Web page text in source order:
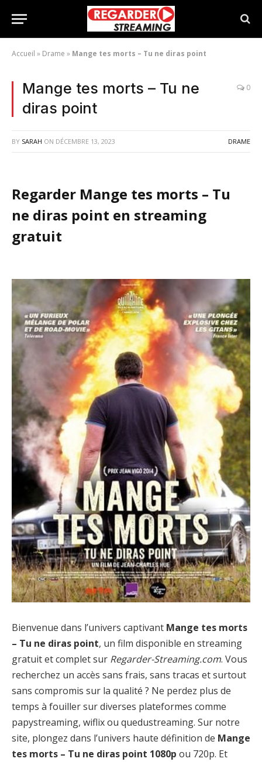
Accueil » Drame » Mange tes morts – Tu ne diras point
Mange tes morts – Tu ne
diras point
0
BY SARAH ON DÉCEMBRE 13, 2023 DRAME
Regarder Mange tes morts – Tu
ne diras point en streaming
gratuit
Bienvenue dans l’univers captivant Mange tes morts
– Tu ne diras point, un film disponible en streaming
gratuit et complet sur Regarder-Streaming.com. Vous
recherchez un accès sans frais, sans tracas et surtout
sans compromis sur la qualité ? Ne perdez plus de
temps à fouiller sur diverses plateformes comme
papystreaming, wiflix ou quedustreaming. Sur notre
site, plongez dans l’univers haute définition de Mange
tes morts – Tu ne diras point 1080p ou 720p. Et